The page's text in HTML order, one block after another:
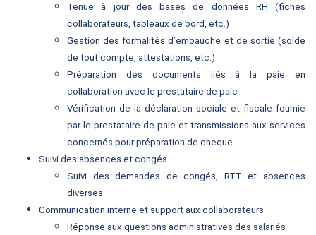
Tenue à jour des bases de données RH (fiches
collaborateurs, tableaux de bord, etc.)
Gestion des formalités d’embauche et de sortie (solde
de tout compte, attestations, etc.)
Préparation des documents liés à la paie en
collaboration avec le prestataire de paie
Vérification de la déclaration sociale et fiscale fournie
par le prestataire de paie et transmissions aux services
concernés pour préparation de cheque
Suivi des absences et congés
Suivi des demandes de congés, RTT et absences
diverses
Communication interne et support aux collaborateurs
Réponse aux questions administratives des salariés